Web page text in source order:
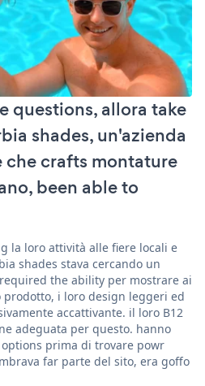
questions, allora take
shades, un'azienda
crafts montature
been able to
la loro attività alle fiere locali e
shades stava cercando un
the ability per mostrare ai
i loro design leggeri ed
accattivante. il loro B12
adeguata per questo. hanno
prima di trovare powr
far parte del sito, era goffo